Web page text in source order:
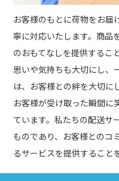
お客様のもとに荷物をお届
寧に対応いたします。商品
のおもてなしを提供するこ
思いや気持ちも大切にし、
は、お客様との絆を大切に
お客様が受け取った瞬間に
ています。私たちの配送サ
ものであり、お客様とのコ
るサービスを提供すること